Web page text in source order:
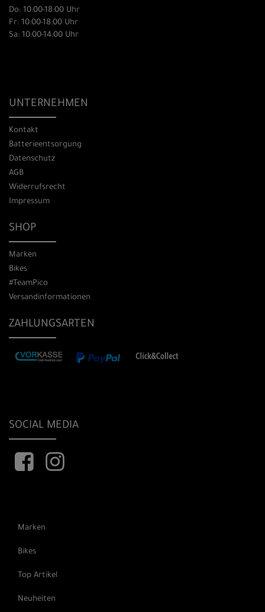
Do: 10:00-18:00 Uhr
Fr: 10:00-18:00 Uhr
Sa: 10:00-14:00 Uhr
UNTERNEHMEN
Kontakt
Batterieentsorgung
Datenschutz
AGB
Widerrufsrecht
Impressum
SHOP
Marken
Bikes
#TeamPico
Versandinformationen
ZAHLUNGSARTEN
SOCIAL MEDIA
Marken
Bikes
Top Artikel
Neuheiten